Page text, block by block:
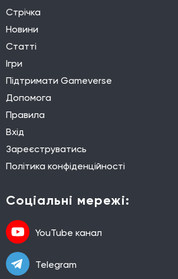
Стрічка
Новини
Статті
Ігри
Підтримати Gameverse
Допомога
Правила
Вхід
Зареєструватись
Політика конфіденційності
Соціальні мережі:
YouTube канал
Telegram